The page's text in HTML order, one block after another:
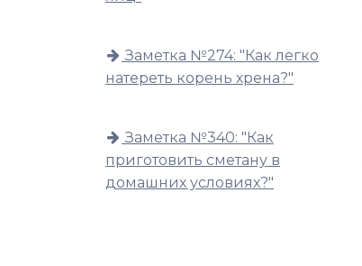
Заметка №274: "Как легко
натереть корень хрена?"
Заметка №340: "Как
приготовить сметану в
домашних условиях?"